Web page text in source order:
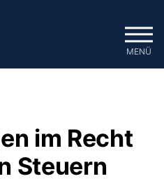
MENÜ
im Recht
Steuern